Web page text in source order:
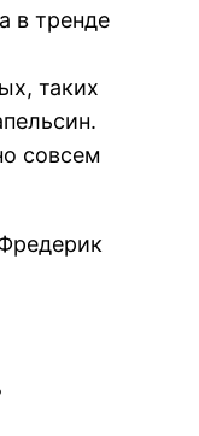
в тренде
таких
совсем